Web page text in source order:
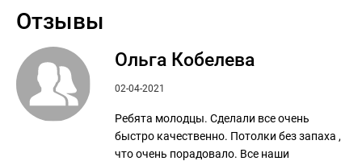
Отзывы
Ольга Кобелева
02-04-2021
Ребята молодцы. Сделали все очень
быстро качественно. Потолки без запаха ,
что очень порадовало. Все наши